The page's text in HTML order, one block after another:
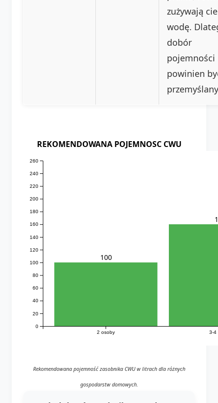
zużywają
wodę.
dobór
pojemności
powinien
REKOMENDOWANA POJEMNOSC CWU
2 osoby 3-4
0
20
40
60
80
100
120
140
160
180
200
220
240
260
100
Rekomendowana pojemność zasobnika CWU w litrach dla różnych
gospodarstw domowych.